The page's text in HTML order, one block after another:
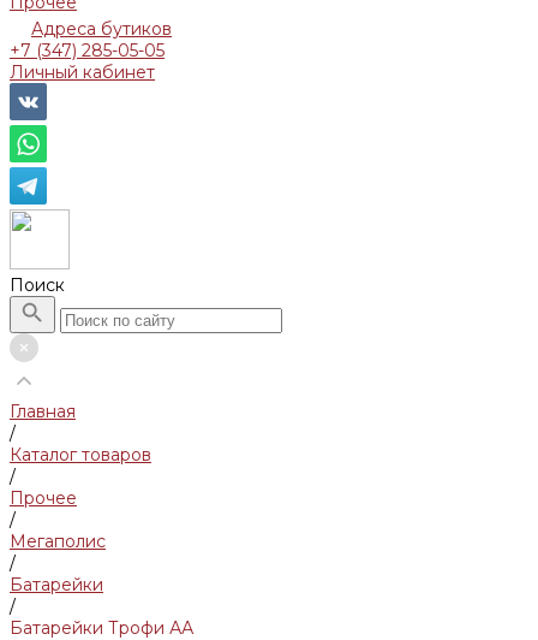
Адреса бутиков
+7 (347) 285-05-05
Личный кабинет
Поиск
Главная
/
Каталог товаров
/
Прочее
/
Мегаполис
/
Батарейки
/
Батарейки Трофи АА